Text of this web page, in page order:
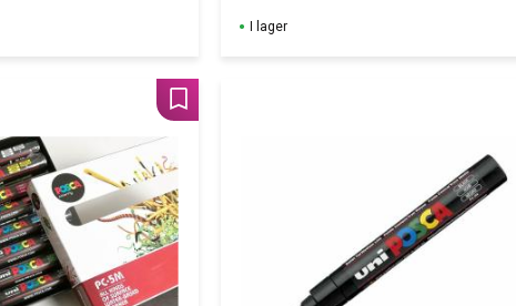
I lager
Lägg till i favoriter